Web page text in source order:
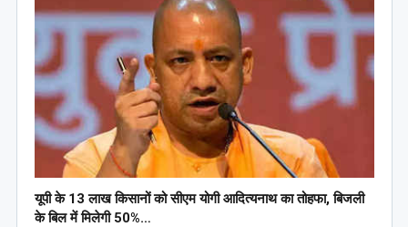
यूपी के 13 लाख किसानों को सीएम योगी आद‍ित्‍यनाथ का तोहफा, ब‍िजली
के ब‍िल में म‍िलेगी 50%…